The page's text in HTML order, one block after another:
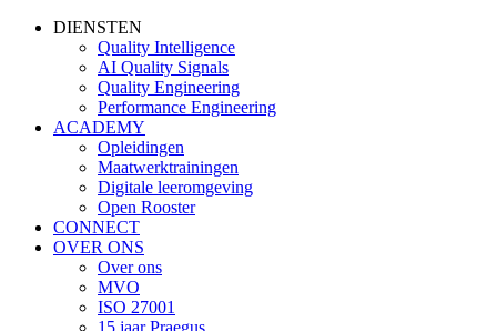
DIENSTEN
Quality Intelligence
AI Quality Signals
Quality Engineering
Performance Engineering
ACADEMY
Opleidingen
Maatwerktrainingen
Digitale leeromgeving
Open Rooster
CONNECT
OVER ONS
Over ons
MVO
ISO 27001
15 jaar Praegus